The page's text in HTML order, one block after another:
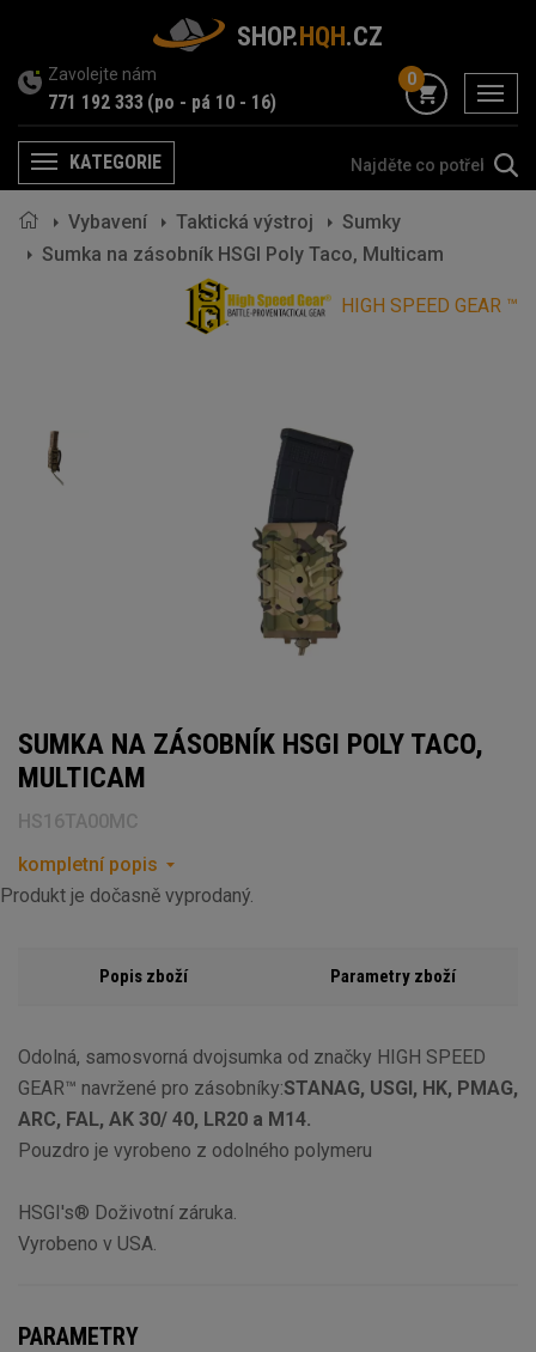
SHOP.HQH.CZ
Zavolejte nám
771 192 333 (po - pá 10 - 16) menu
0
MenuKATEGORIE
Vybavení Taktická výstroj
Sumky
Sumka na zásobník HSGI Poly Taco, Multicam
HIGH SPEED GEAR ™
SUMKA NA ZÁSOBNÍK HSGI POLY TACO,
MULTICAM
HS16TA00MC
kompletní popis
Produkt je dočasně vyprodaný.
Popis zboží Parametry zboží
Odolná, samosvorná dvojsumka od značky HIGH SPEED
GEAR™ navržené pro zásobníky:STANAG, USGI, HK, PMAG,
ARC, FAL, AK 30/ 40, LR20 a M14.
Pouzdro je vyrobeno z odolného polymeru
HSGI's® Doživotní záruka.
Vyrobeno v USA.
PARAMETRY